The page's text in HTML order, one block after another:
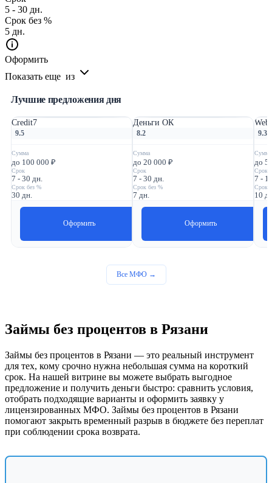
5 - 30 дн.
Срок без %
5 дн.
Оформить
Показать еще из
Лучшие предложения дня
Credit7
9.5
Сумма
до 100 000 ₽
Срок
7 - 30 дн.
Срок без %
30 дн.
Оформить
Деньги ОК
8.2
Сумма
до 20 000 ₽
Срок
7 - 30 дн.
Срок без %
7 дн.
Оформить
9.3
Сумма
до 5
Срок
7 -
Срок
10
Все МФО →
Займы без процентов в Рязани
Займы без процентов в Рязани — это реальный инструмент
для тех, кому срочно нужна небольшая сумма на короткий
срок. На нашей витрине вы можете выбрать выгодное
предложение и получить деньги быстро: сравнить условия,
отобрать подходящие варианты и оформить заявку у
лицензированных МФО. Займы без процентов в Рязани
помогают закрыть временный разрыв в бюджете без переплат
при соблюдении срока возврата.